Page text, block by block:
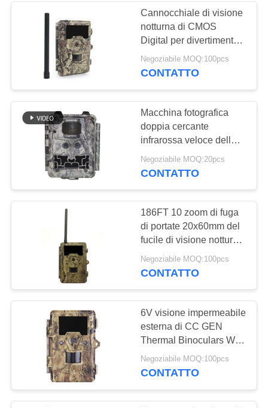
CONTROLLO
QUALITÀ
CONTATTACI
NOTIZIE
CHIEDI
UN
PREVENTIVO
SITO
POLITICA
SULLA
PRIVACY
Macchina
fotografica della
fauna selvatica di
Digital
37
macchina
fotografica della
traccia 4G
67
Macchina
fotografica senza fili
della traccia
44
Cannocchiale di visione
notturna di CMOS
Digital per divertimento
di campeggio/caverne
d'esplorazione
Negoziabile MOQ:100pcs
CONTATTO
Macchina fotografica
doppia cercante
infrarossa veloce della
fauna selvatica della
lente DC12V della
macchina fotografica
della traccia
Negoziabile MOQ:20pcs
CONTATTO
186FT 10 zoom di fuga
di portate 20x60mm del
fucile di visione notturna
della torcia elettrica di x
IR
Negoziabile MOQ:100pcs
CONTATTO
6V visione impermeabile
esterna di CC GEN
Thermal Binoculars With
Night 186 piedi di
2X28MM di colore
Negoziabile MOQ:100pcs
CONTATTO